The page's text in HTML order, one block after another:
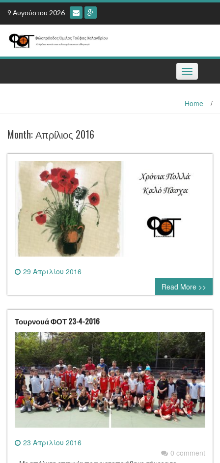
Skip
content
9 Αυγούστου 2026
Toggle
navigation
Home /
Month:Απρίλιος 2016
29 Απριλίου 2016
0 comment
Read More >>
Τουρνουά ΦΟΤ 23-4-2016
23 Απριλίου 2016
0 comment